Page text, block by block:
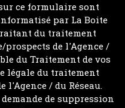
ce formulaire sont
par La Boite
du traitement
de l'Agence /
du Traitement de vos
légale du traitement
/ du Réseau.
de suppression